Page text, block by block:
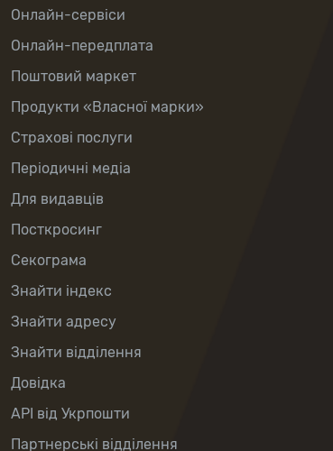
Онлайн-сервіси
Онлайн-передплата
Поштовий маркет
Продукти «Власної марки»
Страхові послуги
Періодичні медіа
Для видавців
Посткросинг
Секограма
Знайти індекс
Знайти адресу
Знайти відділення
Довідка
API від Укрпошти
Партнерські відділення